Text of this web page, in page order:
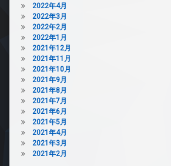
2022年4月
2022年3月
2022年2月
2022年1月
2021年12月
2021年11月
2021年10月
2021年9月
2021年8月
2021年7月
2021年6月
2021年5月
2021年4月
2021年3月
2021年2月